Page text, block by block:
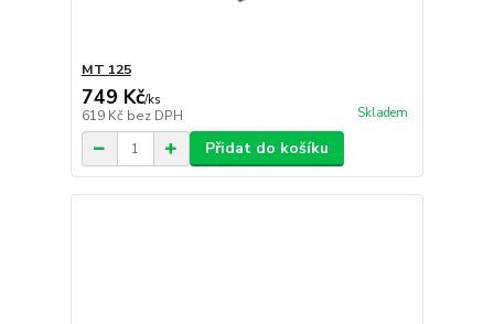
MT 125
749 Kč/ks
619 Kč bez DPH Skladem
Přidat do košíku